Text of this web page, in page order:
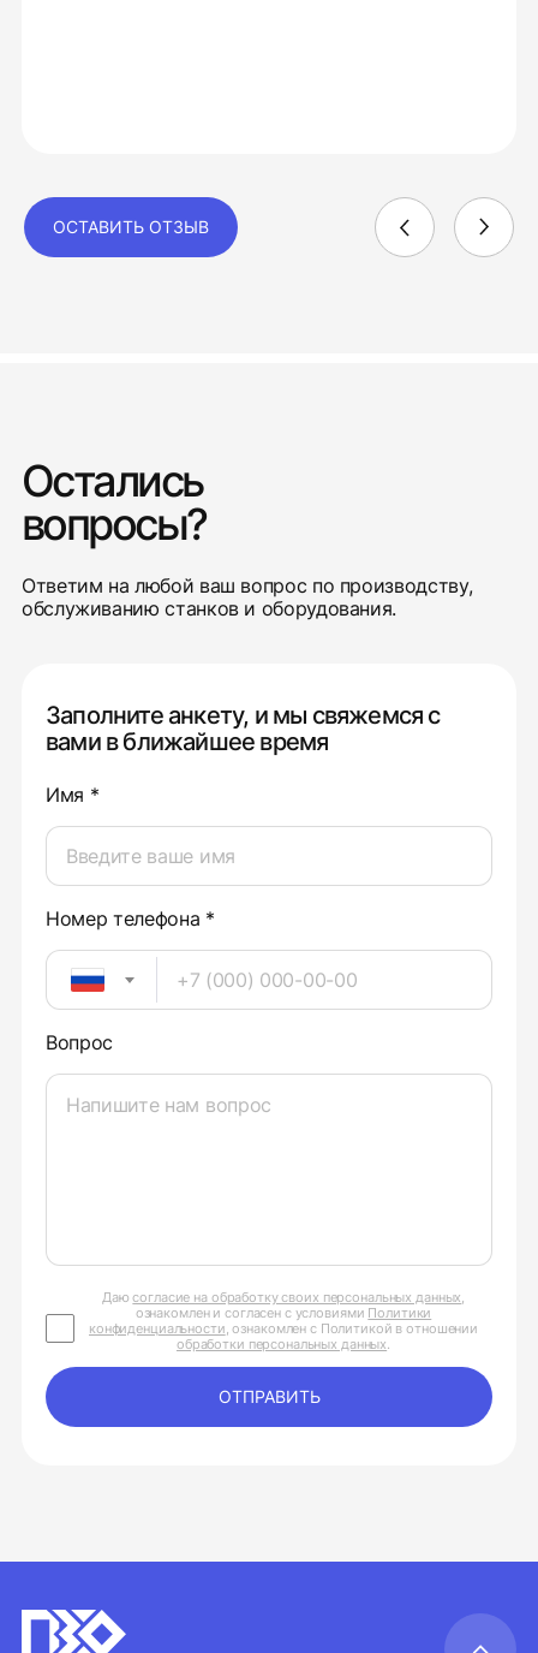
ОСТАВИТЬ ОТЗЫВ
Остались
вопросы?
Ответим на любой ваш вопрос по производству,
обслуживанию станков и оборудования.
Заполните анкету, и мы свяжемся с
вами в ближайшее время
Имя *
Номер телефона *
Вопрос
Даюсогласие на обработку своих персональных данных,
ознакомлен и согласен с условиями Политики
конфиденциальности, ознакомлен с Политикой в отношении
обработки персональных данных.
ОТПРАВИТЬ